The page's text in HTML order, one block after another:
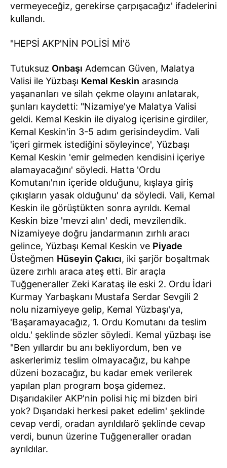
vermeyeceğiz, gerekirse çarpışacağız' ifadelerini
kullandı.
"HEPSİ AKP'NİN POLİSİ Mİ'ö
Tutuksuz Onbaşı Ademcan Güven, Malatya
Valisi ile Yüzbaşı Kemal Keskin arasında
yaşananları ve silah çekme olayını anlatarak,
şunları kaydetti: "Nizamiye'ye Malatya Valisi
geldi. Kemal Keskin ile diyalog içerisine girdiler,
Kemal Keskin'in 3-5 adım gerisindeydim. Vali
'içeri girmek istediğini söyleyince', Yüzbaşı
Kemal Keskin 'emir gelmeden kendisini içeriye
alamayacağını' söyledi. Hatta 'Ordu
Komutanı'nın içeride olduğunu, kışlaya giriş
çıkışların yasak olduğunu' da söyledi. Vali, Kemal
Keskin ile görüştükten sonra ayrıldı. Kemal
Keskin bize 'mevzi alın' dedi, mevzilendik.
Nizamiyeye doğru jandarmanın zırhlı aracı
gelince, Yüzbaşı Kemal Keskin ve Piyade
Üsteğmen Hüseyin Çakıcı, iki şarjör boşaltmak
üzere zırhlı araca ateş etti. Bir araçla
Tuğgeneraller Zeki Karataş ile eski 2. Ordu İdari
Kurmay Yarbaşkanı Mustafa Serdar Sevgili 2
nolu nizamiyeye gelip, Kemal Yüzbaşı'ya,
'Başaramayacağız, 1. Ordu Komutanı da teslim
oldu.' şeklinde sözler söyledi. Kemal yüzbaşı ise
"Ben yıllardır bu anı bekliyordum, ben ve
askerlerimiz teslim olmayacağız, bu kahpe
düzeni bozacağız, bu kadar emek verilerek
yapılan plan program boşa gidemez.
Dışarıdakiler AKP'nin polisi hiç mi bizden biri
yok? Dışarıdaki herkesi paket edelim' şeklinde
cevap verdi, oradan ayrıldılarö şeklinde cevap
verdi, bunun üzerine Tuğgeneraller oradan
ayrıldılar.